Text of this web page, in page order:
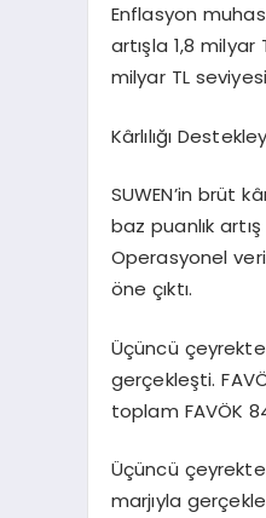
Enflasyon
artışla 1,8 milyar
milyar TL
Kârlılığı
SUWEN’in brüt
baz puanlık
Operasyonel
öne çıktı.
Üçüncü
gerçekleşti.
toplam FAVÖK
Üçüncü
marjıyla